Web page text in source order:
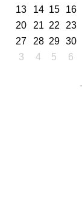
13
14 15 16
20
21 22 23
27
28 29 30
3
4 5 6